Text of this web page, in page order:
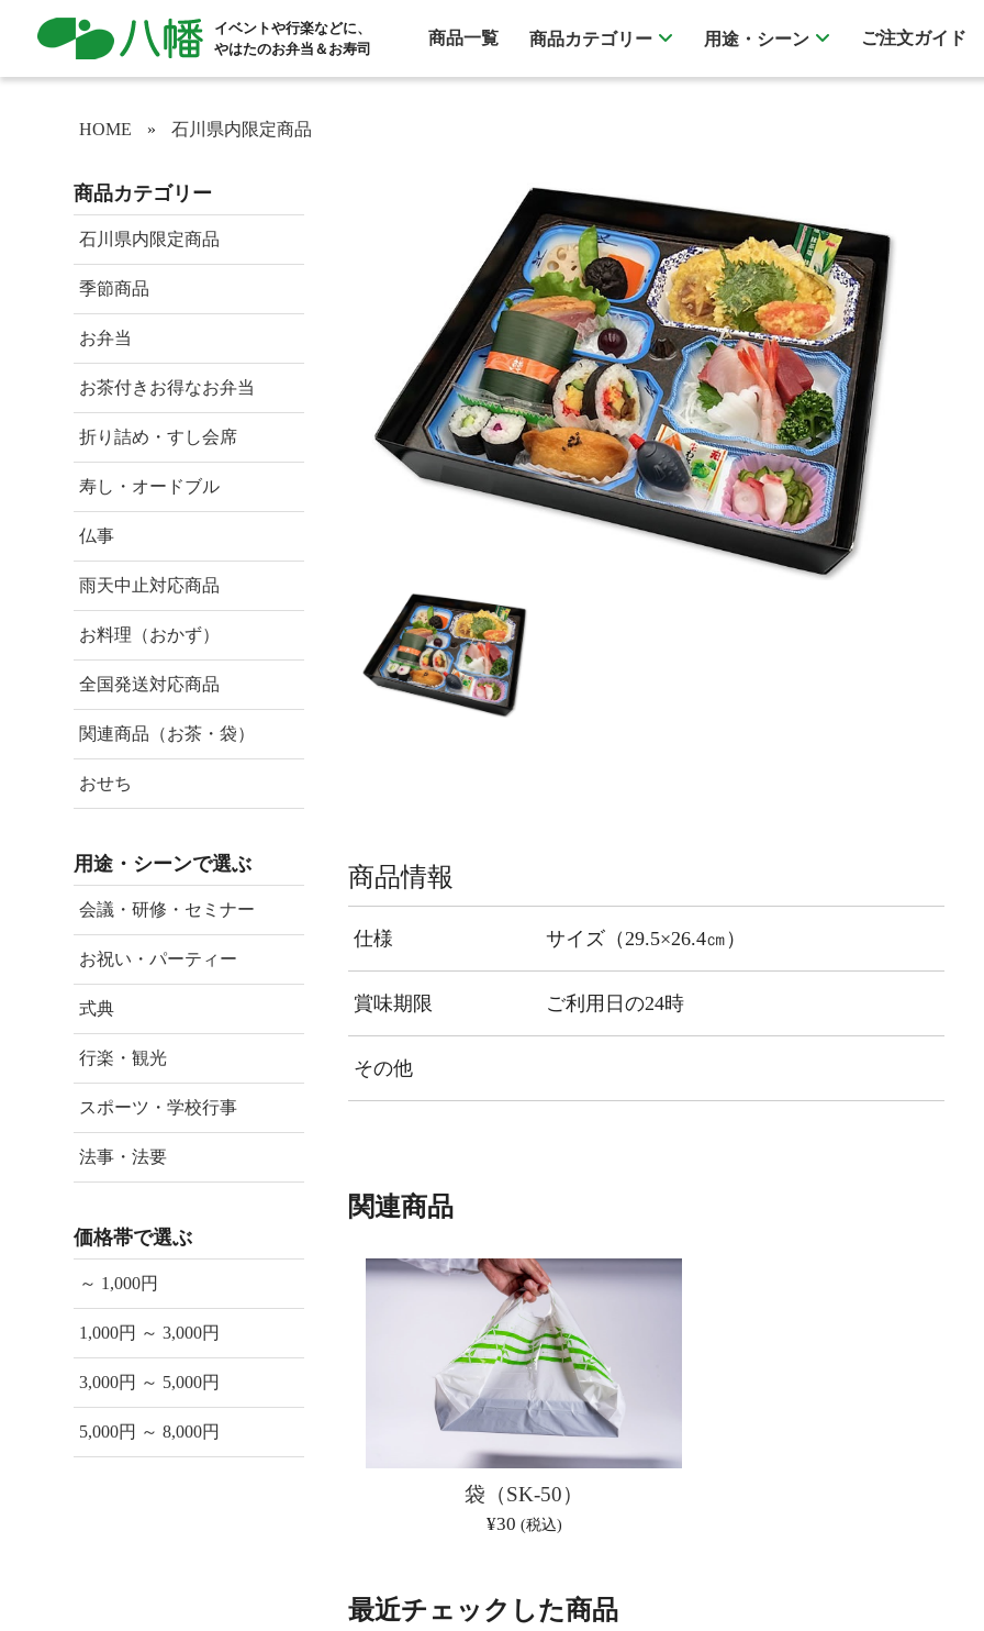
イベントや行楽などに、
やはたのお弁当＆お寿司
商品一覧 商品カテゴリー 用途・シーン ご注文ガイド
HOME » 石川県内限定商品
商品情報
仕様 サイズ（29.5×26.4㎝）
賞味期限 ご利用日の24時
その他
関連商品
袋（SK-50）
¥30 (税込)
最近チェックした商品
商品カテゴリー
石川県内限定商品
季節商品
お弁当
お茶付きお得なお弁当
折り詰め・すし会席
寿し・オードブル
仏事
雨天中止対応商品
お料理（おかず）
全国発送対応商品
関連商品（お茶・袋）
おせち
用途・シーンで選ぶ
会議・研修・セミナー
お祝い・パーティー
式典
行楽・観光
スポーツ・学校行事
法事・法要
価格帯で選ぶ
～ 1,000円
1,000円 ～ 3,000円
3,000円 ～ 5,000円
5,000円 ～ 8,000円